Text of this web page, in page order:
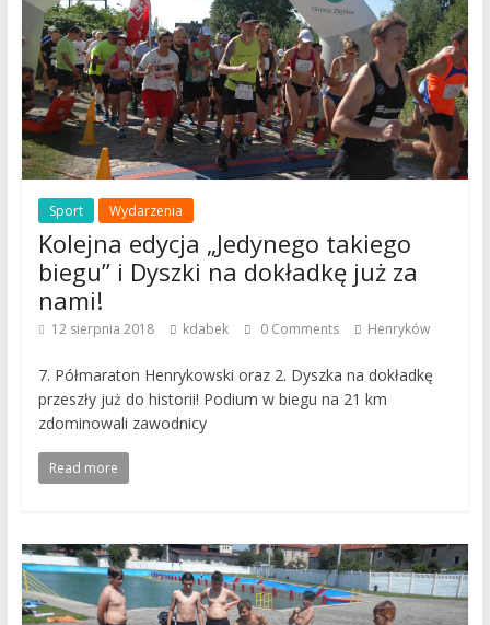
Sport Wydarzenia
Kolejna edycja „Jedynego takiego
biegu” i Dyszki na dokładkę już za
nami!
12 sierpnia 2018 kdabek 0 Comments Henryków
7. Półmaraton Henrykowski oraz 2. Dyszka na dokładkę
przeszły już do historii! Podium w biegu na 21 km
zdominowali zawodnicy
Read more